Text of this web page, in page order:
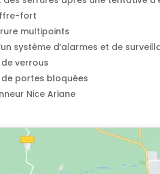
fort
multipoints
système d’alarmes et de
verrous
portes bloquées
Nice Ariane